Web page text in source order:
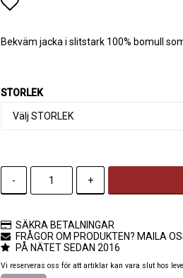
Bekväm jacka i slitstark 100% bomull
STORLEK
- +
SÄKRA BETALNINGAR
FRÅGOR OM PRODUKTEN? MAILA
PÅ NÄTET SEDAN 2016
Vi reserveras oss för att artiklar kan vara slut hos